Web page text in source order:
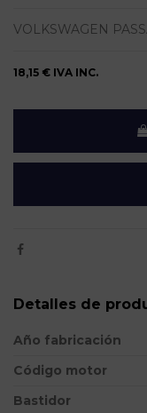
VOLKSWAGEN
18,15 € IVA INC.
Detalles de
Año fabricación
Código motor
Bastidor